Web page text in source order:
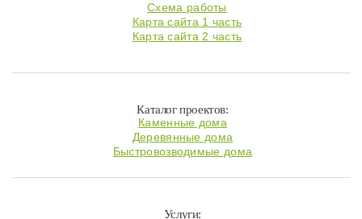
Схема работы
Карта сайта 1 часть
Карта сайта 2 часть
Каталог проектов:
Каменные дома
Деревянные дома
Быстровозводимые дома
Услуги: